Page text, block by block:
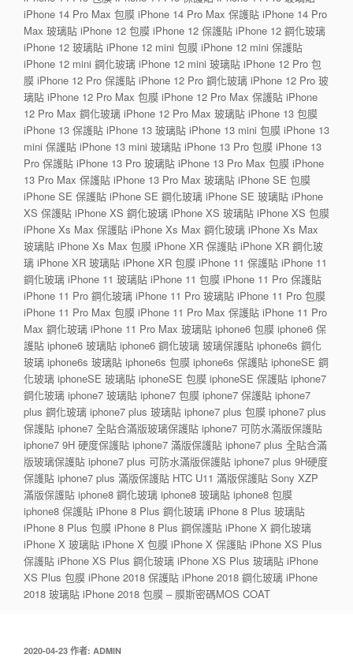
iPhone 14 Pro Max 包膜 iPhone 14 Pro Max 保護貼 iPhone 14 Pro
Max 玻璃貼 iPhone 12 包膜 iPhone 12 保護貼 iPhone 12 鋼化玻璃
iPhone 12 玻璃貼 iPhone 12 mini 包膜 iPhone 12 mini 保護貼
iPhone 12 mini 鋼化玻璃 iPhone 12 mini 玻璃貼 iPhone 12 Pro 包
膜 iPhone 12 Pro 保護貼 iPhone 12 Pro 鋼化玻璃 iPhone 12 Pro 玻
璃貼 iPhone 12 Pro Max 包膜 iPhone 12 Pro Max 保護貼 iPhone
12 Pro Max 鋼化玻璃 iPhone 12 Pro Max 玻璃貼 iPhone 13 包膜
iPhone 13 保護貼 iPhone 13 玻璃貼 iPhone 13 mini 包膜 iPhone 13
mini 保護貼 iPhone 13 mini 玻璃貼 iPhone 13 Pro 包膜 iPhone 13
Pro 保護貼 iPhone 13 Pro 玻璃貼 iPhone 13 Pro Max 包膜 iPhone
13 Pro Max 保護貼 iPhone 13 Pro Max 玻璃貼 iPhone SE 包膜
iPhone SE 保護貼 iPhone SE 鋼化玻璃 iPhone SE 玻璃貼 iPhone
XS 保護貼 iPhone XS 鋼化玻璃 iPhone XS 玻璃貼 iPhone XS 包膜
iPhone Xs Max 保護貼 iPhone Xs Max 鋼化玻璃 iPhone Xs Max
玻璃貼 iPhone Xs Max 包膜 iPhone XR 保護貼 iPhone XR 鋼化玻
璃 iPhone XR 玻璃貼 iPhone XR 包膜 iPhone 11 保護貼 iPhone 11
鋼化玻璃 iPhone 11 玻璃貼 iPhone 11 包膜 iPhone 11 Pro 保護貼
iPhone 11 Pro 鋼化玻璃 iPhone 11 Pro 玻璃貼 iPhone 11 Pro 包膜
iPhone 11 Pro Max 包膜 iPhone 11 Pro Max 保護貼 iPhone 11 Pro
Max 鋼化玻璃 iPhone 11 Pro Max 玻璃貼 iphone6 包膜 iphone6 保
護貼 iphone6 玻璃貼 iphone6 鋼化玻璃 玻璃保護貼 iphone6s 鋼化
玻璃 iphone6s 玻璃貼 iphone6s 包膜 iphone6s 保護貼 iphoneSE 鋼
化玻璃 iphoneSE 玻璃貼 iphoneSE 包膜 iphoneSE 保護貼 iphone7
鋼化玻璃 iphone7 玻璃貼 iphone7 包膜 iphone7 保護貼 iphone7
plus 鋼化玻璃 iphone7 plus 玻璃貼 iphone7 plus 包膜 iphone7 plus
保護貼 iphone7 全貼合滿版玻璃保護貼 iphone7 可防水滿版保護貼
iphone7 9H 硬度保護貼 iphone7 滿版保護貼 iphone7 plus 全貼合滿
版玻璃保護貼 iphone7 plus 可防水滿版保護貼 iphone7 plus 9H硬度
保護貼 iphone7 plus 滿版保護貼 HTC U11 滿版保護貼 Sony XZP
滿版保護貼 iphone8 鋼化玻璃 iphone8 玻璃貼 iphone8 包膜
iphone8 保護貼 iPhone 8 Plus 鋼化玻璃 iPhone 8 Plus 玻璃貼
iPhone 8 Plus 包膜 iPhone 8 Plus 鋼保護貼 iPhone X 鋼化玻璃
iPhone X 玻璃貼 iPhone X 包膜 iPhone X 保護貼 iPhone XS Plus
保護貼 iPhone XS Plus 鋼化玻璃 iPhone XS Plus 玻璃貼 iPhone
XS Plus 包膜 iPhone 2018 保護貼 iPhone 2018 鋼化玻璃 iPhone
2018 玻璃貼 iPhone 2018 包膜 – 膜斯密碼MOS COAT
發
2020-04-23 作者: ADMIN